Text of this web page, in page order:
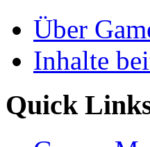
Über
Inhalte
Quick